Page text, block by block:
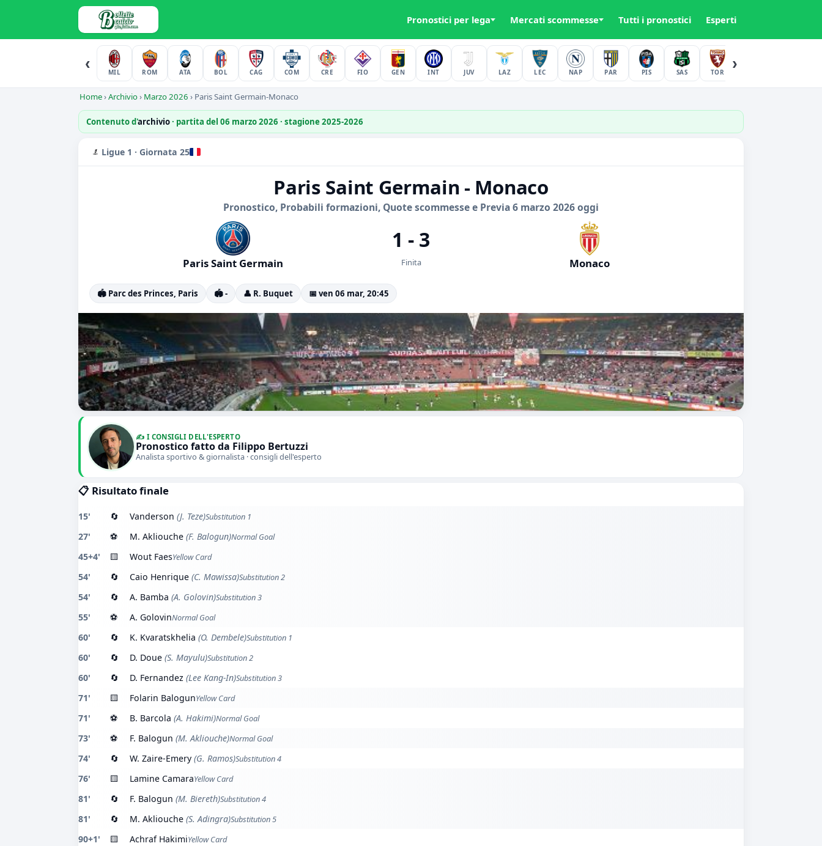
Pronostici per lega Mercati scommesse Tutti i pronostici Esperti
‹
MIL ROM ATA BOL CAG COM CRE FIO GEN INT JUV LAZ LEC NAP PAR PIS SAS TOR
›
Home›Archivio› Marzo 2026 › Paris Saint Germain-Monaco
Contenuto d'archivio· partita del 06 marzo 2026 · stagione 2025-2026
Ligue 1 · Giornata 25
Paris Saint Germain - Monaco
Pronostico, Probabili formazioni, Quote scommesse e Previa 6 marzo 2026 oggi
Paris Saint Germain
1 - 3
Finita Monaco
🏟️ Parc des Princes, Paris 🏟️ - 👤 R. Buquet 📅 ven 06 mar, 20:45
✍️ I CONSIGLI DELL'ESPERTO
Pronostico fatto da Filippo Bertuzzi
Analista sportivo & giornalista · consigli dell'esperto
📋 Risultato finale
15' 🔄 Vanderson (J. Teze)Substitution 1
27' ⚽ M. Akliouche (F. Balogun)Normal Goal
45+4' 🟨 Wout FaesYellow Card
54' 🔄 Caio Henrique (C. Mawissa)Substitution 2
54' 🔄 A. Bamba (A. Golovin)Substitution 3
55' ⚽ A. GolovinNormal Goal
60' 🔄 K. Kvaratskhelia (O. Dembele)Substitution 1
60' 🔄 D. Doue (S. Mayulu)Substitution 2
60' 🔄 D. Fernandez (Lee Kang-In)Substitution 3
71' 🟨 Folarin BalogunYellow Card
71' ⚽ B. Barcola (A. Hakimi)Normal Goal
73' ⚽ F. Balogun (M. Akliouche)Normal Goal
74' 🔄 W. Zaire-Emery (G. Ramos)Substitution 4
76' 🟨 Lamine CamaraYellow Card
81' 🔄 F. Balogun (M. Biereth)Substitution 4
81' 🔄 M. Akliouche (S. Adingra)Substitution 5
90+1' 🟨 Achraf HakimiYellow Card